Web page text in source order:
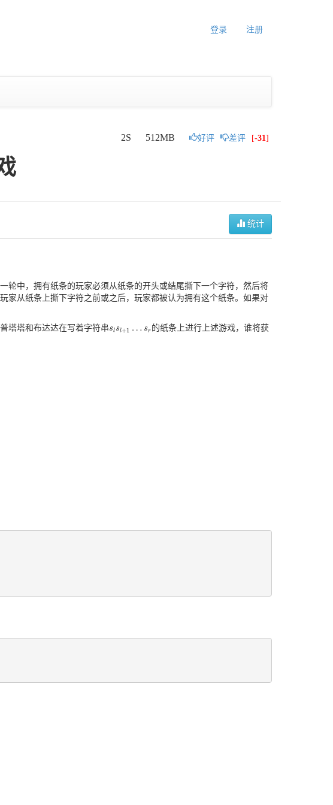
登录 注册
2S 512MB 好评 差评 [-31]
统计
轮中，拥有纸条的玩家必须从纸条的开头或结尾撕下一个字符，然后将
家从纸条上撕下字符之前或之后，玩家都被认为拥有这个纸条。如果对
塔塔和布达达在写着字符串slsl+1 … sr
slsl+1 …s r
的纸条上进行上述游戏，谁将获